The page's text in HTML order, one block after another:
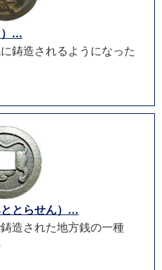
...
鋳造されるようになった
とらせん）...
造された地方銭の一種